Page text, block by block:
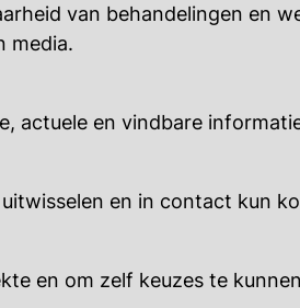
van behandelingen en
media.
actuele en vindbare
en in contact kun
en om zelf keuzes te